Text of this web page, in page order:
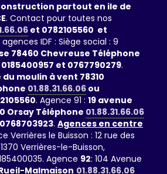
partout en ile de
. Contact pour toutes nos
et 0782105560 et
agences IDF : Siège social : 9
78460 Chevreuse Téléphone
et 0767790279.
du moulin à vent 78310
01.88.31.66.06 ou
. Agence 91 : 19 avenue
Orsay Téléphone 01.88.31.66.06
0768703923. Agences en centre
Verrières le Buisson : 12 rue des
Verrières-le-Buisson,
Agence 92: 104 Avenue
Malmaison 01.88.31.66.06